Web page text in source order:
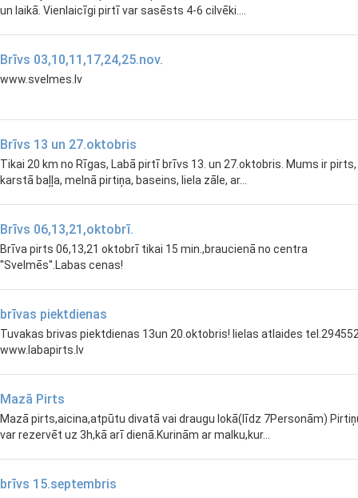
un laikā. Vienlaicīgi pirtī var sasēsts 4-6 cilvēki....
Brīvs 03,10,11,17,24,25.nov.
www.svelmes.lv
Brīvs 13 un 27.oktobris
Tikai 20 km no Rīgas, Labā pirtī brīvs 13. un 27.oktobris. Mums ir pirts,
karstā baļļa, melnā pirtiņa, baseins, liela zāle, ar...
Brīvs 06,13,21,oktobrī.
Brīva pirts 06,13,21 oktobrī tikai 15 min.,braucienā no centra
''Svelmēs''.Labas cenas!
brīvas piektdienas
Tuvakas brivas piektdienas 13un 20.oktobris! lielas atlaides
www.labapirts.lv
Mazā Pirts
Mazā pirts,aicina,atpūtu divatā vai draugu lokā(līdz 7Personām)
var rezervēt uz 3h,kā arī dienā.Kurinām ar malku,kur...
brīvs 15.septembris